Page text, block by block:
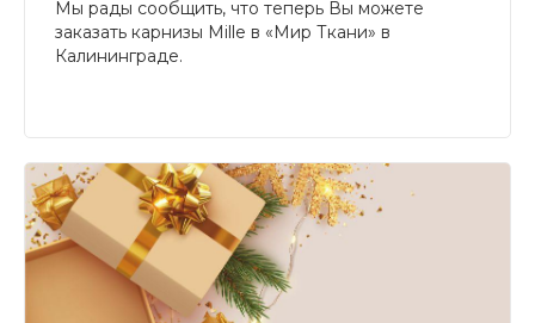
Мы рады сообщить, что теперь Вы можете
заказать карнизы Mille в «Мир Ткани» в
Калининграде.